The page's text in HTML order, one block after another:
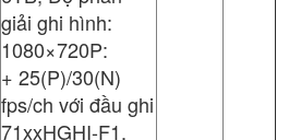
giải ghi hình:
1080×720P:
+ 25(P)/30(N)
fps/ch với đầu ghi
71xxHGHI-F1,